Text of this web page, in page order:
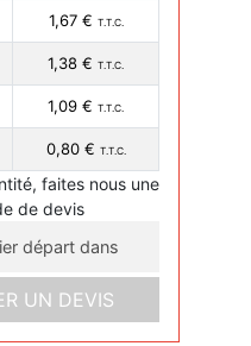
1,67 € T.T.C.
1,38 € T.T.C.
1,09 € T.T.C.
0,80 € T.T.C.
faites nous une
de devis
départ dans
UN DEVIS